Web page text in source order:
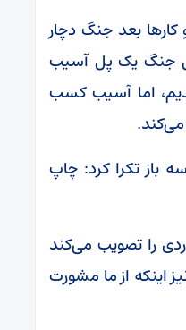
بعد جنگ دچار
جنگ یک پل آسیب
اما آسیب کسب
می‌کند.
باز تکرا کرد: چاپ
را تصویب می‌کند
اینکه از ما مشورت